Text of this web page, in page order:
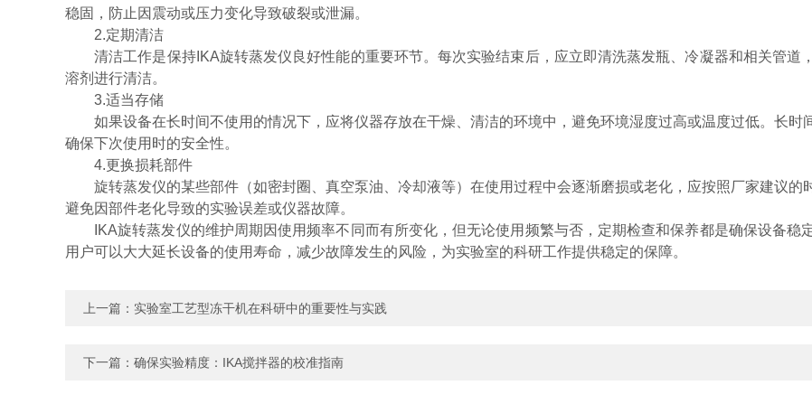
稳固，防止因震动或压力变化导致破裂或泄漏。
2.定期清洁
清洁工作是保持IKA旋转蒸发仪良好性能的重要环节。每次实验结束后，应立即清洗蒸发瓶、冷凝器和相关管道
溶剂进行清洁。
3.适当存储
如果设备在长时间不使用的情况下，应将仪器存放在干燥、清洁的环境中，避免环境湿度过高或温度过低。长时
确保下次使用时的安全性。
4.更换损耗部件
旋转蒸发仪的某些部件（如密封圈、真空泵油、冷却液等）在使用过程中会逐渐磨损或老化，应按照厂家建议的
避免因部件老化导致的实验误差或仪器故障。
IKA旋转蒸发仪的维护周期因使用频率不同而有所变化，但无论使用频繁与否，定期检查和保养都是确保设备稳
用户可以大大延长设备的使用寿命，减少故障发生的风险，为实验室的科研工作提供稳定的保障。
上一篇： 实验室工艺型冻干机在科研中的重要性与实践
下一篇： 确保实验精度：IKA搅拌器的校准指南